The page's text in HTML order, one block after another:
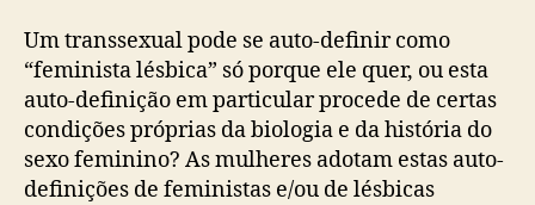
Um transsexual pode se auto-definir como
“feminista lésbica” só porque ele quer, ou esta
auto-definição em particular procede de certas
condições próprias da biologia e da história do
sexo feminino? As mulheres adotam estas auto-
definições de feministas e/ou de lésbicas